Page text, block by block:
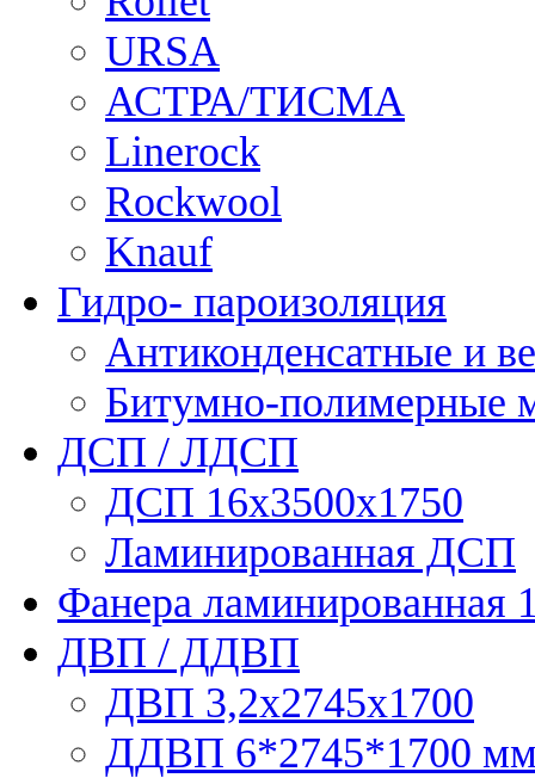
URSA
АСТРА/ТИСМА
Linerock
Rockwool
Knauf
Гидро- пароизоляция
Антиконденсатные и
Битумно-полимерные
ДСП / ЛДСП
ДСП 16х3500х1750
Ламинированная ДСП
Фанера ламинированная
ДВП / ДДВП
ДВП 3,2х2745х1700
ДДВП 6*2745*1700